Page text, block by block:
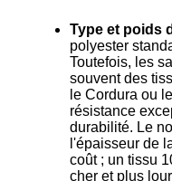
Type et poids
polyester
Toutefois, les
souvent des
le Cordura ou
résistance
durabilité. Le
l'épaisseur de
coût ; un tissu
cher et plus